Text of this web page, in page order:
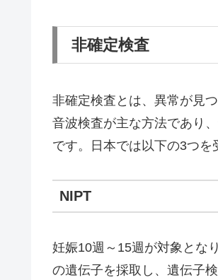
非確定検査
非確定検査とは、異常が見
音波検査が主な方法であり
です。日本では以下の3つを
NIPT
妊娠10週～15週が対象とな
の遺伝子を採取し、遺伝子